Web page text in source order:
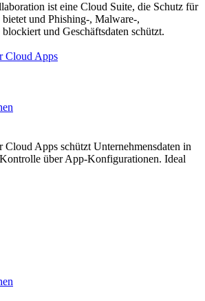
ist eine Cloud Suite, die Schutz für
und Phishing-, Malware-,
und Geschäftsdaten schützt.
Cloud Apps
Apps schützt Unternehmensdaten in
über App-Konfigurationen. Ideal